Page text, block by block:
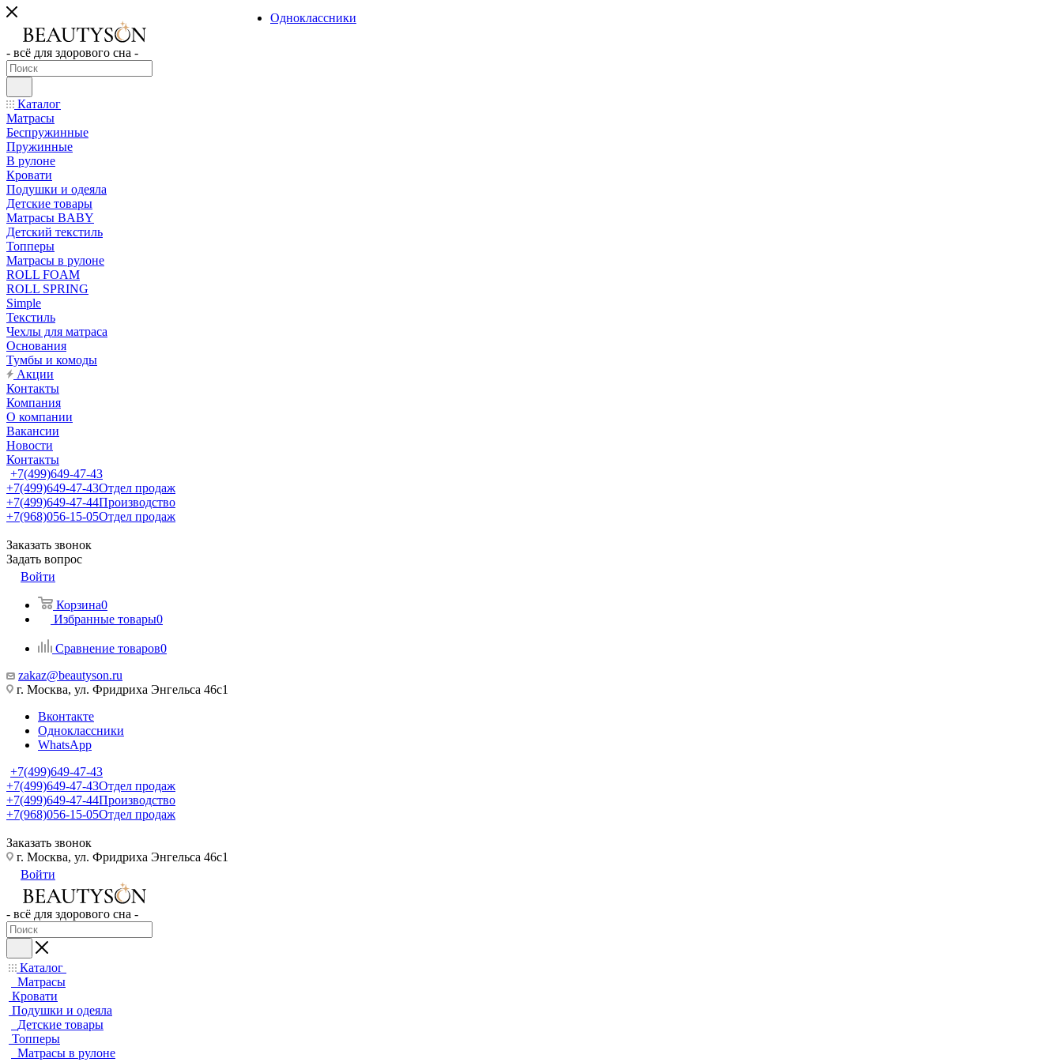
- всё для здорового сна -
Каталог
Матрасы
Беспружинные
Пружинные
В рулоне
Кровати
Подушки и одеяла
Детские товары
Матрасы BABY
Детский текстиль
Топперы
Матрасы в рулоне
ROLL FOAM
ROLL SPRING
Simple
Текстиль
Чехлы для матраса
Основания
Тумбы и комоды
Акции
Контакты
Компания
О компании
Вакансии
Новости
Контакты
+7(499)649-47-43
+7(499)649-47-43Отдел продаж
+7(499)649-47-44Производство
+7(968)056-15-05Отдел продаж
Заказать звонок
Задать вопрос
Войти
Корзина0
Избранные товары0
Сравнение товаров0
zakaz@beautyson.ru
г. Москва, ул. Фридриха Энгельса 46с1
Вконтакте
Одноклассники
WhatsApp
+7(499)649-47-43
+7(499)649-47-43Отдел продаж
+7(499)649-47-44Производство
+7(968)056-15-05Отдел продаж
Заказать звонок
Одноклассники
г. Москва, ул. Фридриха Энгельса 46с1
Войти
- всё для здорового сна -
Каталог
Матрасы
Кровати
Подушки и одеяла
Детские товары
Топперы
Матрасы в рулоне